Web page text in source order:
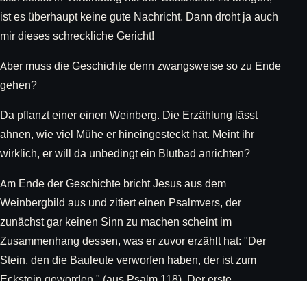
ist es überhaupt keine gute Nachricht. Dann droht ja auch
mir dieses schreckliche Gericht!
Aber muss die Geschichte denn zwangsweise so zu Ende
gehen?
Da pflanzt einer einen Weinberg. Die Erzählung lässt
ahnen, wie viel Mühe er hineingesteckt hat. Meint ihr
wirklich, er will da unbedingt ein Blutbad anrichten?
Am Ende der Geschichte bricht Jesus aus dem
Weinbergbild aus und zitiert einen Psalmvers, der
zunächst gar keinen Sinn zu machen scheint im
Zusammenhang dessen, was er zuvor erzählt hat: "Der
Stein, den die Bauleute verworfen haben, der ist zum